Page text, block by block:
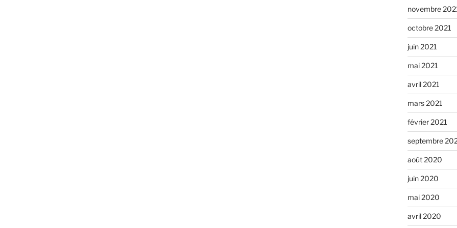
novembre
octobre 2021
juin 2021
mai 2021
avril 2021
mars 2021
février 2021
septembre
août 2020
juin 2020
mai 2020
avril 2020